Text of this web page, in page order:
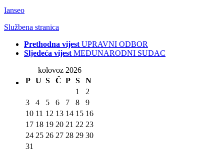
Ianseo
Službena stranica
Prethodna vijest UPRAVNI ODBOR
Sljedeća vijest MEĐUNARODNI SUDAC
kolovoz 2026
P U S Č P S
N
1
2
3
4 5 6 7 8
9
10 11 12 13 14 15 16
17 18 19 20 21 22 23
24 25 26 27 28 29 30
31